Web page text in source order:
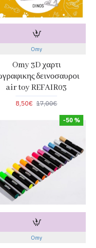
Omy
Omy 3D χαρτι
δεινοσαυροι
air toy REFAIR03
8,50€ 17,00€
-50 %
Omy